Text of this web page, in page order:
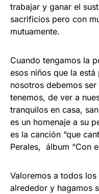
trabajar y ganar el
sacrificios pero con
mutuamente.
Cuando tengamos la
esos niños que la
nosotros debemos
tenemos, de ver a
tranquilos en casa,
es un homenaje a su
es la canción “que
Perales, álbum “Con
Valoremos a todos los
alrededor y hagamos